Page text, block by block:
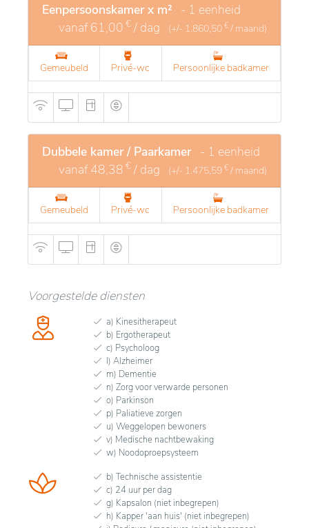
Eenpersoonskamer x m² - 1 eenheid
vanaf61,00 € / dag (+/- 1.860,50 € / maand)
Gemeubeld Privé-wc Persoonlijke badkamer
Dubbele kamer / Paarkamer - 1 eenheid
vanaf48,38 € / dag (+/- 1.475,59 € / maand)
Gemeubeld Privé-wc Persoonlijke badkamer
Voorgestelde diensten
a) Kinesitherapeut
b) Ergotherapeut
c) Psycholoog
l) Alzheimer
m) Dementie
n) Zorg voor verwarde personen
o) Parkinson
p) Paliatieve zorgen
u) Weggelopen bewoners
v) Medische nachtbewaking
w) Noodoproepsysteem
b) Technische assistentie
c) 24 uur per dag
g) Kapsalon (niet inbegrepen)
h) Kapper 'aan huis' (niet inbegrepen)